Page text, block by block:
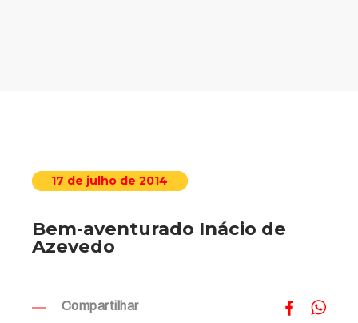
17 de julho de 2014
Bem-aventurado Inácio de
Azevedo
Compartilhar